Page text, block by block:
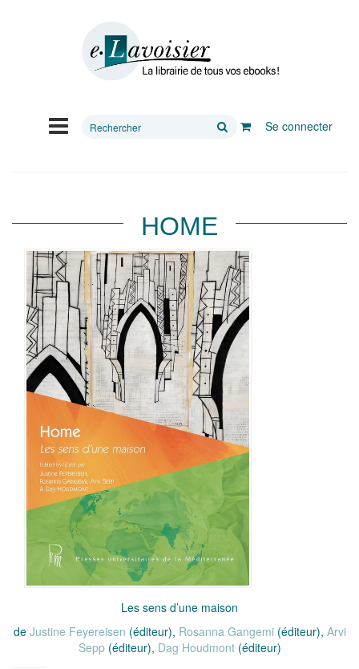
Rechercher
Se connecter
HOME
Les sens d’une maison
de Justine Feyereisen (éditeur), Rosanna Gangemi(éditeur), Arvi
Sepp(éditeur), Dag Houdmont(éditeur)